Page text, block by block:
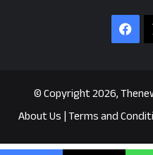
© Copyright 2026,
About Us|Terms and